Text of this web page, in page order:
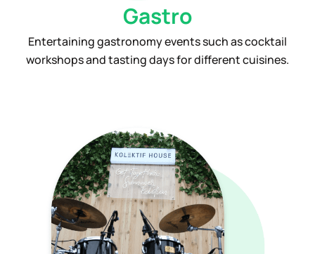
Gastro
Entertaining gastronomy events such as cocktail
workshops and tasting days for different cuisines.